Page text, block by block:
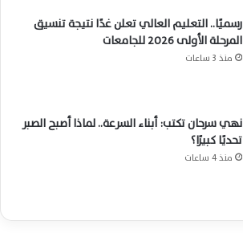
رسميًا.. التعليم العالي تعلن غدًا نتيجة تنسيق
المرحلة الأولى 2026 للجامعات
منذ 3 ساعات
نهي سرحان تكتب: أبناء السرعة.. لماذا أصبح الصبر
تحديًا كبيرًا؟
منذ 4 ساعات